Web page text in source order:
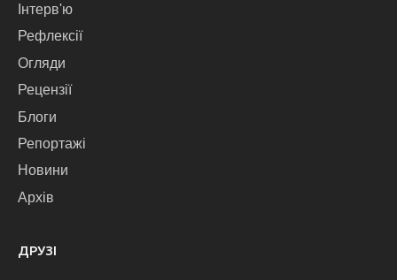
Інтерв'ю
Рефлексії
Огляди
Рецензії
Блоги
Репортажі
Новини
Архів
ДРУЗІ